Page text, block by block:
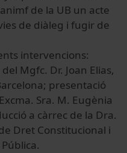
de la UB un acte
de diàleg i fugir de
intervencions:
Mgfc. Dr. Joan Elias,
presentació
Sra. M. Eugènia
a càrrec de la Dra.
Dret Constitucional i